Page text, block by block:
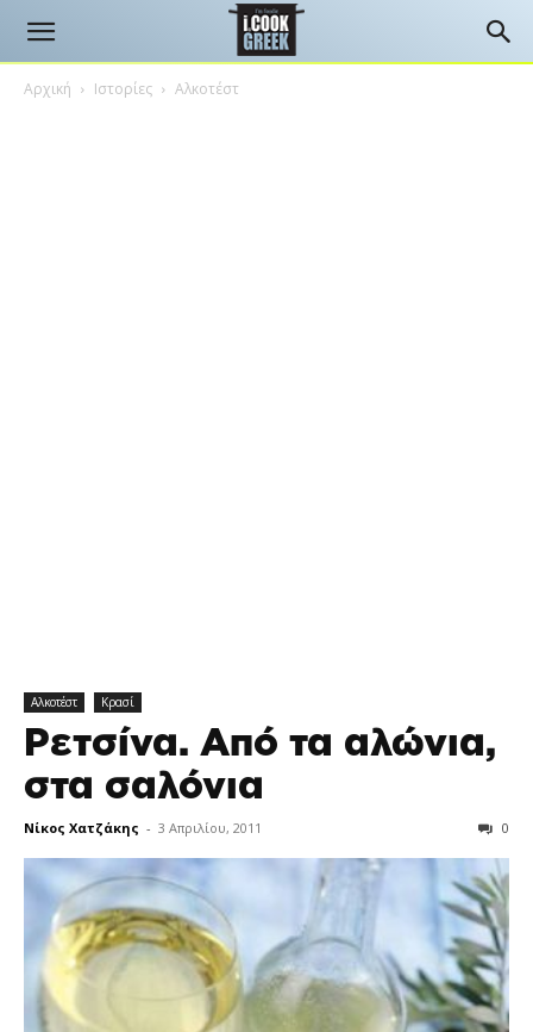
Αρχική Ιστορίες Αλκοτέστ
Αλκοτέστ Κρασί
Ρετσίνα. Από τα αλώνια,
στα σαλόνια
Νίκος Χατζάκης - 3 Απριλίου, 2011 0